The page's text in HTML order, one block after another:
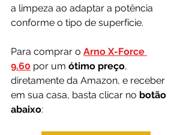
a limpeza ao adaptar a potência
conforme o tipo de superfície.
Para comprar o Arno X-Force
9.60 por um ótimo preço,
diretamente da Amazon, e receber
em sua casa, basta clicar no botão
abaixo: